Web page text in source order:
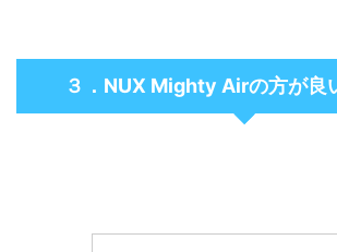
３．NUX Mighty Airの方が良